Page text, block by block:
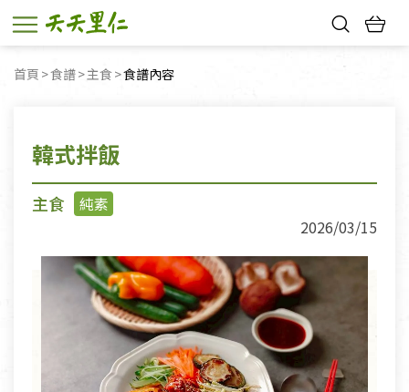
首頁 食譜 主食 目前頁面：
食譜內容
韓式拌飯
主食
純素
2026/03/15